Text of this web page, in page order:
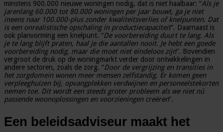
minstens 900.000 nieuwe woningen nodig, dat is niet haalbaar: “Als je
jarenlang 60.000 tot 80.000 woningen per jaar bouwt, ga je niet
ineens naar 100.000-plus zonder kwaliteitsverlies of knelpunten. Dat
is een onrealistische opschaling in productiecapaciteit”. Daarnaast is
ook planvorming een knelpunt. “De voorbereiding duurt te lang. Als
je te lang blijft praten, haal je die aantallen nooit. Je hebt een goede
voorbereiding nodig, maar die moet niet eindeloos zijn”. Bovendien
vergroot de druk op de woningmarkt verder door ontwikkelingen in
andere sectoren, zoals de zorg. “Door de vergrijzing en transities in
het zorgdomein wonen meer mensen zelfstandig. Er komen geen
verpleeghuizen bij, opvangplekken verdwijnen en personeelstekorten
nemen toe. Dit wordt een steeds groter probleem als we niet nú
passende woonoplossingen en voorzieningen creëren”.
Een beleidsadviseur maakt het